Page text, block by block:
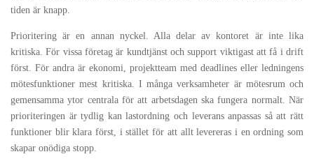
tiden är knapp.
Prioritering är en annan nyckel. Alla delar av kontoret är inte lika
kritiska. För vissa företag är kundtjänst och support viktigast att få i drift
först. För andra är ekonomi, projektteam med deadlines eller ledningens
mötesfunktioner mest kritiska. I många verksamheter är mötesrum och
gemensamma ytor centrala för att arbetsdagen ska fungera normalt. När
prioriteringen är tydlig kan lastordning och leverans anpassas så att rätt
funktioner blir klara först, i stället för att allt levereras i en ordning som
skapar onödiga stopp.